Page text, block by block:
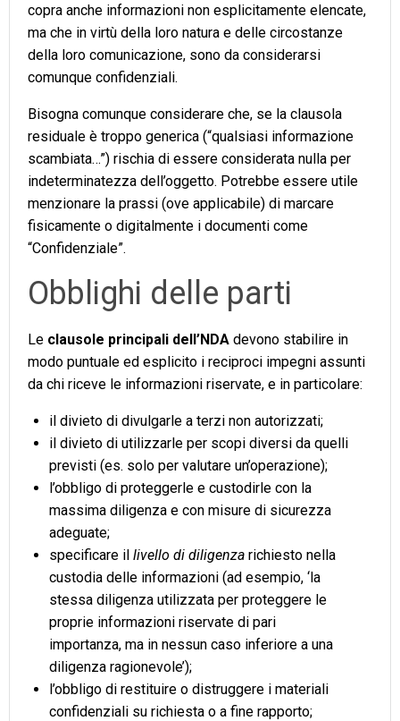
copra anche informazioni non esplicitamente elencate,
ma che in virtù della loro natura e delle circostanze
della loro comunicazione, sono da considerarsi
comunque confidenziali.
Bisogna comunque considerare che, se la clausola
residuale è troppo generica (“qualsiasi informazione
scambiata…”) rischia di essere considerata nulla per
indeterminatezza dell’oggetto. Potrebbe essere utile
menzionare la prassi (ove applicabile) di marcare
fisicamente o digitalmente i documenti come
“Confidenziale”.
Obblighi delle parti
Le clausole principali dell’NDA devono stabilire in
modo puntuale ed esplicito i reciproci impegni assunti
da chi riceve le informazioni riservate, e in particolare:
il divieto di divulgarle a terzi non autorizzati;
il divieto di utilizzarle per scopi diversi da quelli
previsti (es. solo per valutare un’operazione);
l’obbligo di proteggerle e custodirle con la
massima diligenza e con misure di sicurezza
adeguate;
specificare il livello di diligenza richiesto nella
custodia delle informazioni (ad esempio, ‘la
stessa diligenza utilizzata per proteggere le
proprie informazioni riservate di pari
importanza, ma in nessun caso inferiore a una
diligenza ragionevole’);
l’obbligo di restituire o distruggere i materiali
confidenziali su richiesta o a fine rapporto;